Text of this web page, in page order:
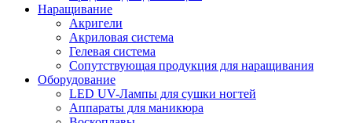
Наращивание
Акригели
Акриловая система
Гелевая система
Сопутствующая продукция для наращивания
Оборудование
LED UV-Лампы для сушки ногтей
Аппараты для маникюра